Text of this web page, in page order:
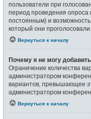
пользователи при
период проведения опроса
постоянным) и
который они проголосовали.
Вернуться к началу
Почему я не могу
Ограничение количества
администратором
вариантов, превышающее
администратором
Вернуться к началу